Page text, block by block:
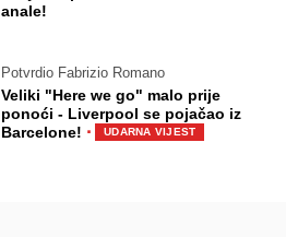
anale!
Potvrdio Fabrizio Romano
Veliki "Here we go" malo prije
ponoći - Liverpool se pojačao iz
Barcelone! · UDARNA VIJEST